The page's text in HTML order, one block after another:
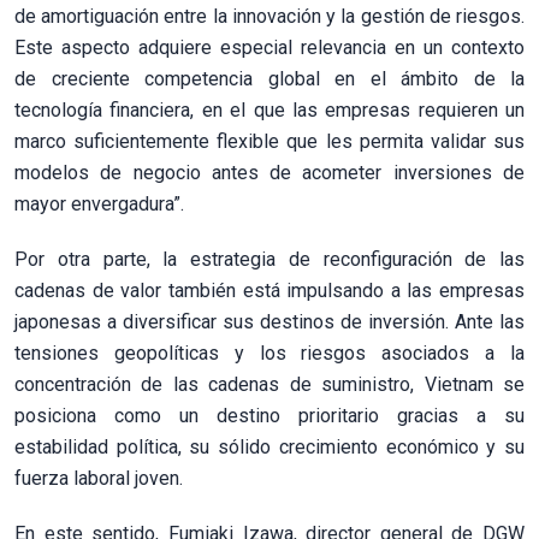
de amortiguación entre la innovación y la gestión de riesgos.
Este aspecto adquiere especial relevancia en un contexto
de creciente competencia global en el ámbito de la
tecnología financiera, en el que las empresas requieren un
marco suficientemente flexible que les permita validar sus
modelos de negocio antes de acometer inversiones de
mayor envergadura”.
Por otra parte, la estrategia de reconfiguración de las
cadenas de valor también está impulsando a las empresas
japonesas a diversificar sus destinos de inversión. Ante las
tensiones geopolíticas y los riesgos asociados a la
concentración de las cadenas de suministro, Vietnam se
posiciona como un destino prioritario gracias a su
estabilidad política, su sólido crecimiento económico y su
fuerza laboral joven.
En este sentido, Fumiaki Izawa, director general de DGW